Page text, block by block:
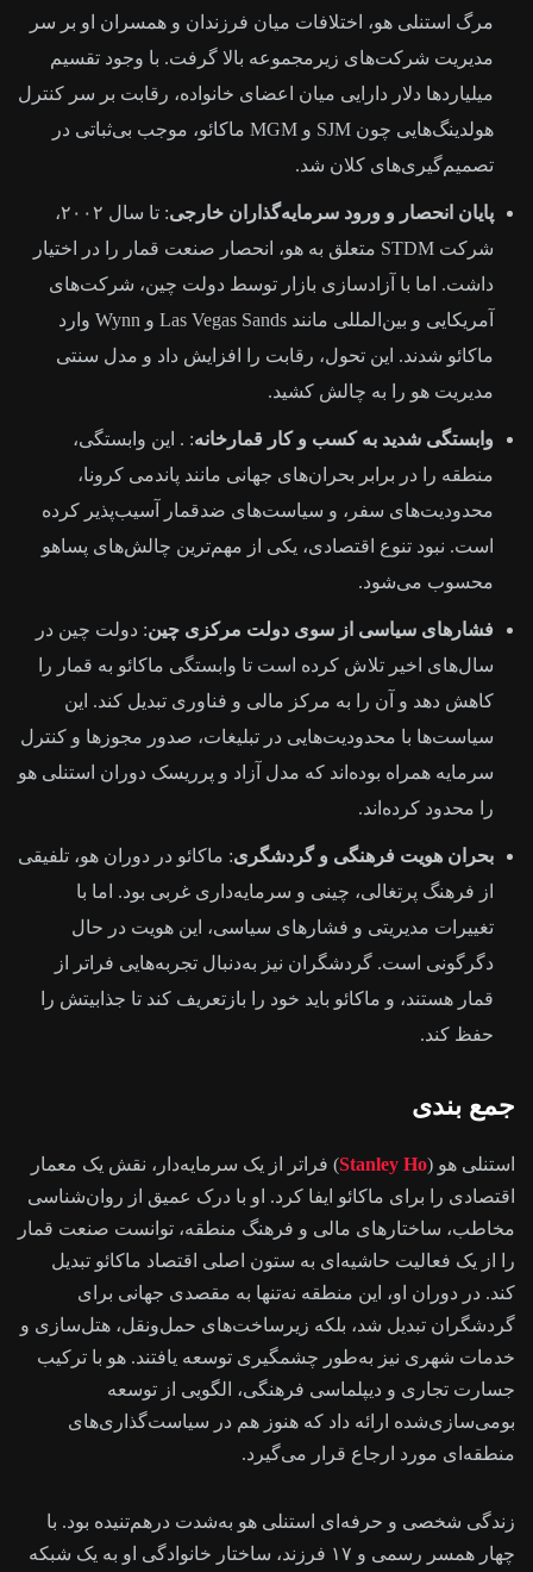
مرگ استنلی هو، اختلافات میان فرزندان و همسران او بر سر
مدیریت شرکت‌های زیرمجموعه بالا گرفت. با وجود تقسیم
میلیاردها دلار دارایی میان اعضای خانواده، رقابت بر سر کنترل
هولدینگ‌هایی چون SJM و MGM ماکائو، موجب بی‌ثباتی در
تصمیم‌گیری‌های کلان شد.
پایان انحصار و ورود سرمایه‌گذاران خارجی
: تا سال ۲۰۰۲،
شرکت STDM متعلق به هو، انحصار صنعت قمار را در اختیار
داشت. اما با آزادسازی بازار توسط دولت چین، شرکت‌های
آمریکایی و بین‌المللی مانند Las Vegas Sands و Wynn وارد
ماکائو شدند. این تحول، رقابت را افزایش داد و مدل سنتی
مدیریت هو را به چالش کشید.
وابستگی شدید به کسب و کار قمارخانه: . این وابستگی،
منطقه را در برابر بحران‌های جهانی مانند پاندمی کرونا،
محدودیت‌های سفر، و سیاست‌های ضدقمار آسیب‌پذیر کرده
است. نبود تنوع اقتصادی، یکی از مهم‌ترین چالش‌های پساهو
محسوب می‌شود.
فشارهای سیاسی از سوی دولت مرکزی چین: دولت چین در
سال‌های اخیر تلاش کرده است تا وابستگی ماکائو به قمار را
کاهش دهد و آن را به مرکز مالی و فناوری تبدیل کند. این
سیاست‌ها با محدودیت‌هایی در تبلیغات، صدور مجوزها و کنترل
سرمایه همراه بوده‌اند که مدل آزاد و پرریسک دوران استنلی هو
را محدود کرده‌اند.
بحران هویت فرهنگی و گردشگری: ماکائو در دوران هو، تلفیقی
از فرهنگ پرتغالی، چینی و سرمایه‌داری غربی بود. اما با
تغییرات مدیریتی و فشارهای سیاسی، این هویت در حال
دگرگونی است. گردشگران نیز به‌دنبال تجربه‌هایی فراتر از
قمار هستند، و ماکائو باید خود را بازتعریف کند تا جذابیتش را
حفظ کند.
جمع بندی
استنلی هو (Stanley Ho) فراتر از یک سرمایه‌دار، نقش یک معمار
اقتصادی را برای ماکائو ایفا کرد. او با درک عمیق از روان‌شناسی
مخاطب، ساختارهای مالی و فرهنگ منطقه، توانست صنعت قمار
را از یک فعالیت حاشیه‌ای به ستون اصلی اقتصاد ماکائو تبدیل
کند. در دوران او، این منطقه نه‌تنها به مقصدی جهانی برای
گردشگران تبدیل شد، بلکه زیرساخت‌های حمل‌ونقل، هتل‌سازی و
خدمات شهری نیز به‌طور چشمگیری توسعه یافتند. هو با ترکیب
جسارت تجاری و دیپلماسی فرهنگی، الگویی از توسعه
بومی‌سازی‌شده ارائه داد که هنوز هم در سیاست‌گذاری‌های
منطقه‌ای مورد ارجاع قرار می‌گیرد.
زندگی شخصی و حرفه‌ای استنلی هو به‌شدت درهم‌تنیده بود. با
چهار همسر رسمی و ۱۷ فرزند، ساختار خانوادگی او به یک شبکه